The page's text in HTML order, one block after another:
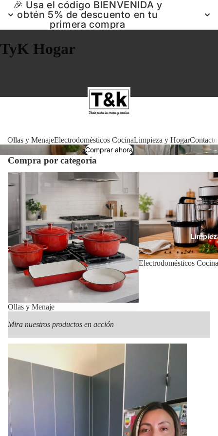
🎉 Usa el código BIENVENIDA y
obtén 5% de descuento en tu
primera compra
TyK Hogar
Ollas y MenajeElectrodomésticos CocinaLimpieza y HogarContacto
Comprar ahora
Compra por categoría
Ollas y Menaje
Ollas y Menaje
Electrodomésticos Cocina
Electrodomésticos Cocina
Mira nuestros productos en acción